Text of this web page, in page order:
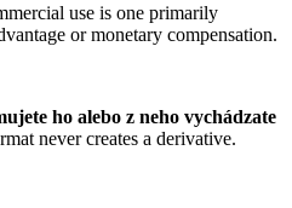
use is one primarily
or monetary compensation.
ho alebo z neho vychádzate
never creates a derivative.